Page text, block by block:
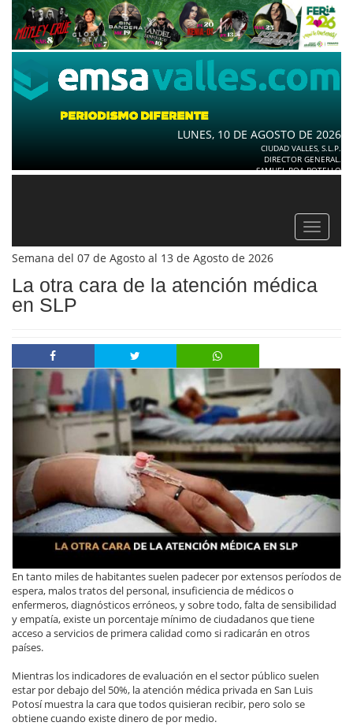
LUNES, 10 DE AGOSTO DE 2026
CIUDAD VALLES, S.L.P.
DIRECTOR GENERAL.
SAMUEL ROA BOTELLO
Toggle
Semana del 07 de Agosto al 13 de Agosto de 2026
La otra cara de la atención médica
en SLP
En tanto miles de habitantes suelen padecer por extensos períodos de
espera, malos tratos del personal, insuficiencia de médicos o
enfermeros, diagnósticos erróneos, y sobre todo, falta de sensibilidad
y empatía, existe un porcentaje mínimo de ciudadanos que tiene
acceso a servicios de primera calidad como si radicarán en otros
países.
Mientras los indicadores de evaluación en el sector público suelen
estar por debajo del 50%, la atención médica privada en San Luis
Potosí muestra la cara que todos quisieran recibir, pero solo se
obtiene cuando existe dinero de por medio.